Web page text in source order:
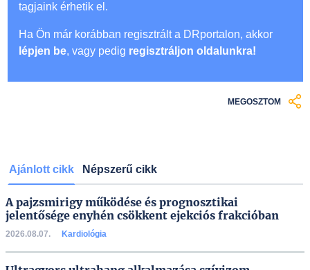
tagjaink érhetik el.
Ha Ön már korábban regisztrált a DRportalon, akkor
lépjen be, vagy pedig regisztráljon oldalunkra!
MEGOSZTOM
Ajánlott cikk Népszerű cikk
A pajzsmirigy működése és prognosztikai
jelentősége enyhén csökkent ejekciós frakcióban
2026.08.07. Kardiológia